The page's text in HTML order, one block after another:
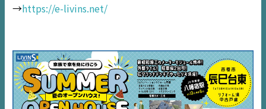
TOP
NEWS
→https://e-livins.net/